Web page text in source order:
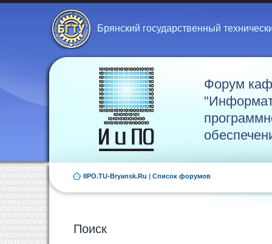
Брянский государственный
Форум
IIPO.TU-Bryansk.Ru | Список форумов
Поиск